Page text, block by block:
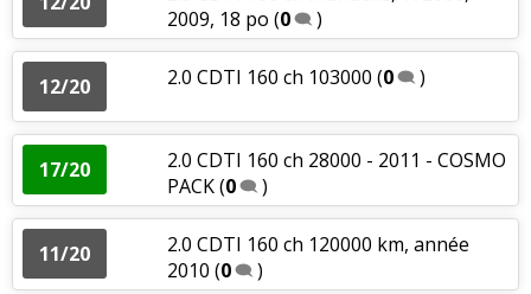
2009, 18 po (0 )
12/20 2.0 CDTI 160 ch 103000 (0 )
17/20
2.0 CDTI 160 ch 28000 - 2011 - COSMO
PACK(0 )
11/20
2.0 CDTI 160 ch 120000 km, année
2010 (0 )